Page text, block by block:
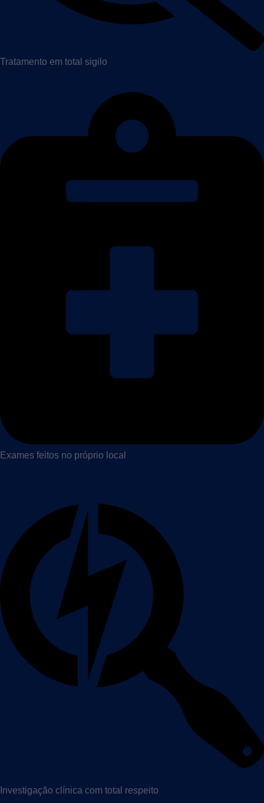
Tratamento em total sigilo
Exames feitos no próprio local
Investigação clínica com total respeito